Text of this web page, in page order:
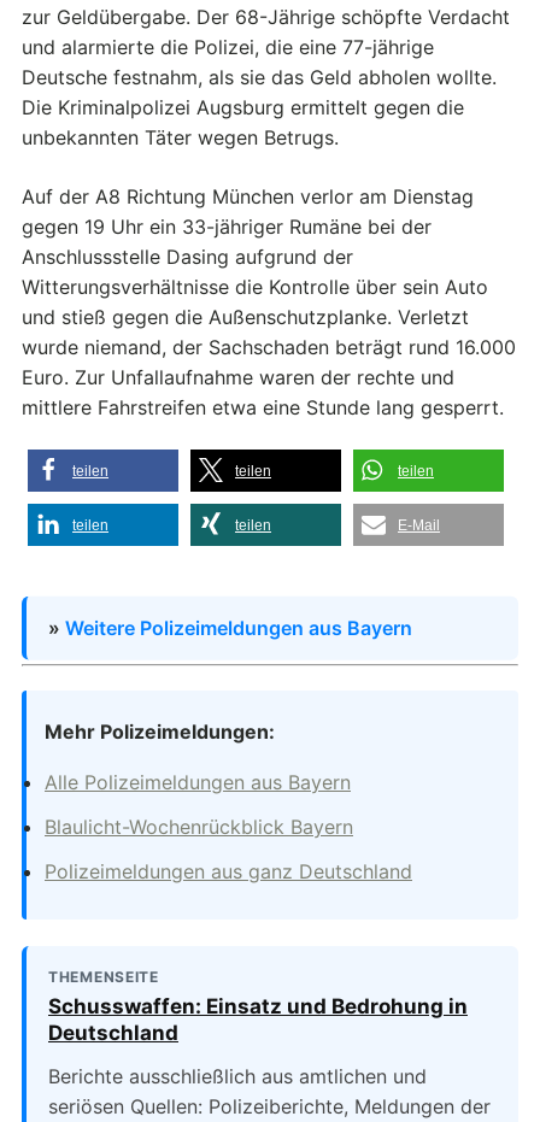
zur Geldübergabe. Der 68-Jährige schöpfte Verdacht
und alarmierte die Polizei, die eine 77-jährige
Deutsche festnahm, als sie das Geld abholen wollte.
Die Kriminalpolizei Augsburg ermittelt gegen die
unbekannten Täter wegen Betrugs.
Auf der A8 Richtung München verlor am Dienstag
gegen 19 Uhr ein 33-jähriger Rumäne bei der
Anschlussstelle Dasing aufgrund der
Witterungsverhältnisse die Kontrolle über sein Auto
und stieß gegen die Außenschutzplanke. Verletzt
wurde niemand, der Sachschaden beträgt rund 16.000
Euro. Zur Unfallaufnahme waren der rechte und
mittlere Fahrstreifen etwa eine Stunde lang gesperrt.
teilen teilen teilen
teilen teilen E-Mail
» Weitere Polizeimeldungen aus Bayern
Mehr Polizeimeldungen:
Alle Polizeimeldungen aus Bayern
Blaulicht-Wochenrückblick Bayern
Polizeimeldungen aus ganz Deutschland
THEMENSEITE
Schusswaffen: Einsatz und Bedrohung in
Deutschland
Berichte ausschließlich aus amtlichen und
seriösen Quellen: Polizeiberichte, Meldungen der